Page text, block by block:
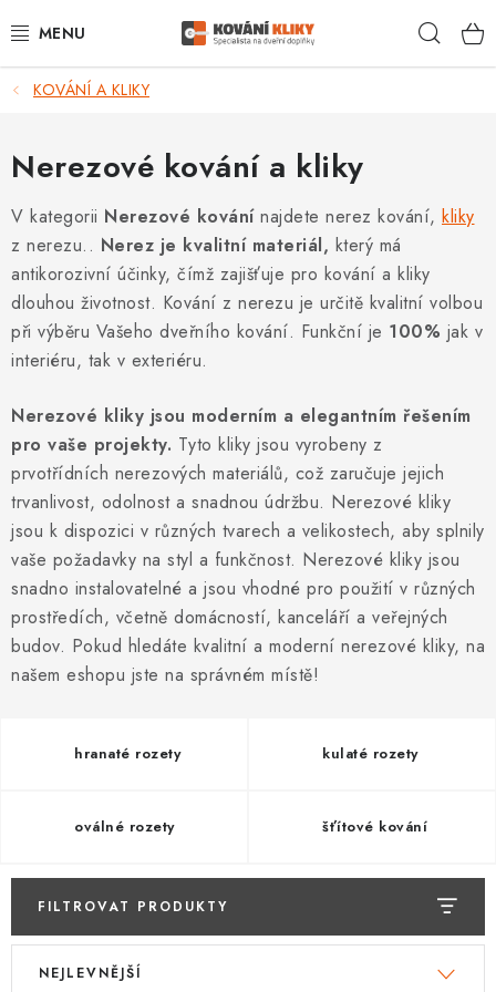
na
VÝPRODEJ - TOP AKCE
BLOG
UŽITEČNÉ RADY
VRÁCENÍ ZBOŽÍ
POŠTOVNÉ
KONTAKT
KLIKY S LOŽISKEM
KLIKY - EASY LOCK
CHYTRÉ KLIKY
KOVÁNÍ A KLIKY
ZÁMKY, PETLICE A ZÁVORY
SPECIÁLNÍ KOVÁNÍ
KOVÁNÍ A KLIKY
Nerezové kování a kliky
V kategorii Nerezové kovánínajdete nerez kování, kliky
z nerezu.. Nerez je kvalitní materiál, který má
antikorozivní účinky, čímž zajišťuje pro kování a kliky
dlouhou životnost. Kování z nerezu je určitě kvalitní volbou
při výběru Vašeho dveřního kování. Funkční je 100% jak v
interiéru, tak v exteriéru.
Nerezové kliky jsou moderním a elegantním řešením
pro vaše projekty. Tyto kliky jsou vyrobeny z
prvotřídních nerezových materiálů, což zaručuje jejich
trvanlivost, odolnost a snadnou údržbu. Nerezové kliky
jsou k dispozici v různých tvarech a velikostech, aby splnily
vaše požadavky na styl a funkčnost. Nerezové kliky jsou
snadno instalovatelné a jsou vhodné pro použití v různých
prostředích, včetně domácností, kanceláří a veřejných
budov. Pokud hledáte kvalitní a moderní nerezové kliky, na
našem eshopu jste na správném místě!
hranaté rozety kulaté rozety
oválné rozety šťítové kování
FILTROVAT PRODUKTY
V
Ř
NEJLEVNĚJŠÍ